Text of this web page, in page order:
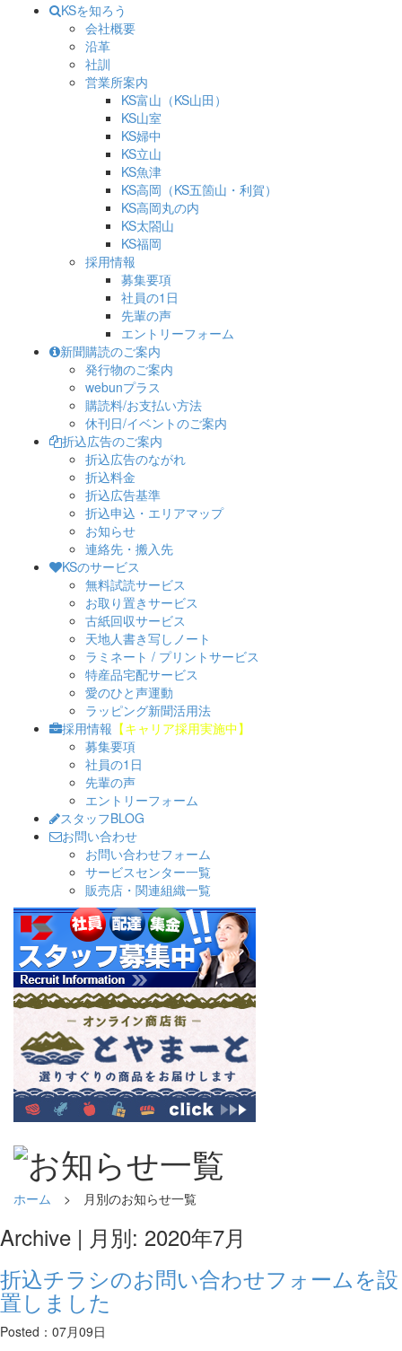
KSを知ろう
会社概要
沿革
社訓
営業所案内
KS富山（KS山田）
KS山室
KS婦中
KS立山
KS魚津
KS高岡（KS五箇山・利賀）
KS高岡丸の内
KS太閤山
KS福岡
採用情報
募集要項
社員の1日
先輩の声
エントリーフォーム
新聞購読のご案内
発行物のご案内
webunプラス
購読料/お支払い方法
休刊日/イベントのご案内
折込広告のご案内
折込広告のながれ
折込料金
折込広告基準
折込申込・エリアマップ
お知らせ
連絡先・搬入先
KSのサービス
無料試読サービス
お取り置きサービス
古紙回収サービス
天地人書き写しノート
ラミネート / プリントサービス
特産品宅配サービス
愛のひと声運動
ラッピング新聞活用法
採用情報 【キャリア採用実施中】
募集要項
社員の1日
先輩の声
エントリーフォーム
スタッフBLOG
お問い合わせ
お問い合わせフォーム
サービスセンター一覧
販売店・関連組織一覧
ホーム > 月別のお知らせ一覧
Archive | 月別: 2020年7月
折込チラシのお問い合わせフォームを設
置しました
Posted：07月09日